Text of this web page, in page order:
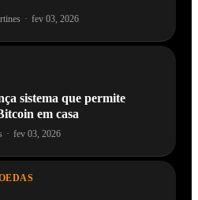
· fev 03, 2026
sistema que permite
em casa
· fev 03, 2026